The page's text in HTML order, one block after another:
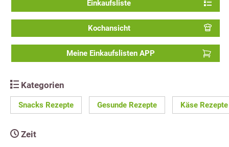
Einkaufsliste
Kochansicht
Meine Einkaufslisten APP
Kategorien
Snacks Rezepte Gesunde Rezepte Käse Rezepte
Zeit